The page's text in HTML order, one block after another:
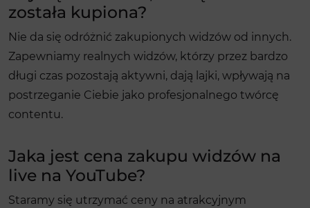
została kupiona?
Nie da się odróżnić zakupionych widzów od innych.
Zapewniamy realnych widzów, którzy przez bardzo
długi czas pozostają aktywni, dają lajki, wpływają na
postrzeganie Ciebie jako profesjonalnego twórcę
contentu.
Jaka jest cena zakupu widzów na
live na YouTube?
Staramy się utrzymać ceny na atrakcyjnym